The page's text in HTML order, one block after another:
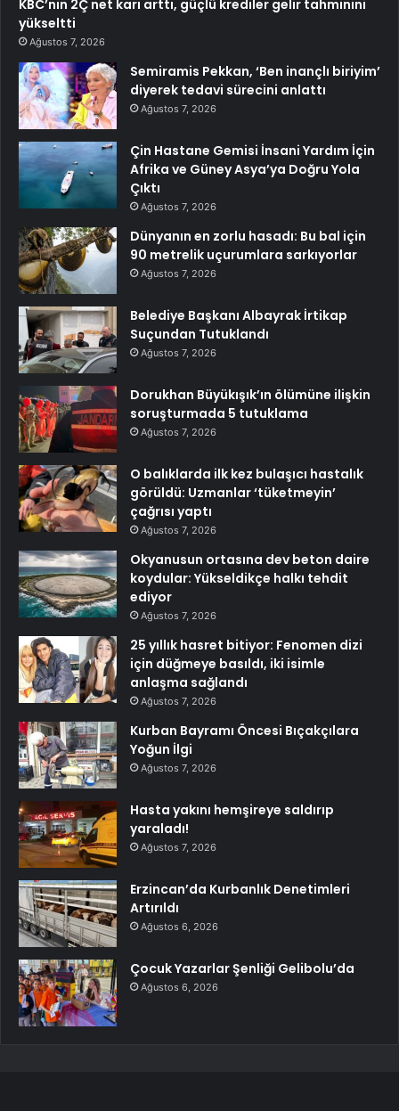
KBC’nin 2Ç net karı arttı, güçlü krediler gelir tahminini
yükseltti
Ağustos 7, 2026
Semiramis Pekkan, ‘Ben inançlı biriyim’
diyerek tedavi sürecini anlattı
Ağustos 7, 2026
Çin Hastane Gemisi İnsani Yardım İçin
Afrika ve Güney Asya’ya Doğru Yola
Çıktı
Ağustos 7, 2026
Dünyanın en zorlu hasadı: Bu bal için
90 metrelik uçurumlara sarkıyorlar
Ağustos 7, 2026
Belediye Başkanı Albayrak İrtikap
Suçundan Tutuklandı
Ağustos 7, 2026
Dorukhan Büyükışık’ın ölümüne ilişkin
soruşturmada 5 tutuklama
Ağustos 7, 2026
O balıklarda ilk kez bulaşıcı hastalık
görüldü: Uzmanlar ‘tüketmeyin’
çağrısı yaptı
Ağustos 7, 2026
Okyanusun ortasına dev beton daire
koydular: Yükseldikçe halkı tehdit
ediyor
Ağustos 7, 2026
25 yıllık hasret bitiyor: Fenomen dizi
için düğmeye basıldı, iki isimle
anlaşma sağlandı
Ağustos 7, 2026
Kurban Bayramı Öncesi Bıçakçılara
Yoğun İlgi
Ağustos 7, 2026
Hasta yakını hemşireye saldırıp
yaraladı!
Ağustos 7, 2026
Erzincan’da Kurbanlık Denetimleri
Artırıldı
Ağustos 6, 2026
Çocuk Yazarlar Şenliği Gelibolu’da
Ağustos 6, 2026